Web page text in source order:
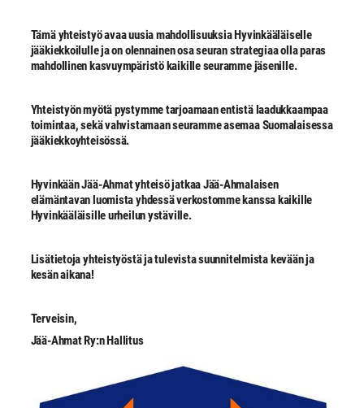
Tämä yhteistyö avaa uusia mahdollisuuksia Hyvinkääläiselle
jääkiekkoilulle ja on olennainen osa seuran strategiaa olla paras
mahdollinen kasvuympäristö kaikille seuramme jäsenille.
Yhteistyön myötä pystymme tarjoamaan entistä laadukkaampaa
toimintaa, sekä vahvistamaan seuramme asemaa Suomalaisessa
jääkiekkoyhteisössä.
Hyvinkään Jää-Ahmat yhteisö jatkaa Jää-Ahmalaisen
elämäntavan luomista yhdessä verkostomme kanssa kaikille
Hyvinkääläisille urheilun ystäville.
Lisätietoja yhteistyöstä ja tulevista suunnitelmista kevään ja
kesän aikana!
Terveisin,
Jää-Ahmat Ry:n Hallitus